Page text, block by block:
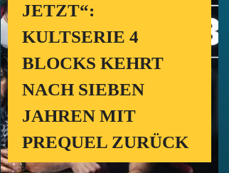
JETZT“:
KULTSERIE 4
BLOCKS KEHRT
NACH SIEBEN
JAHREN MIT
PREQUEL ZURÜCK